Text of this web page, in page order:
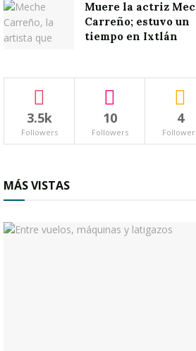
Muere la actriz
Carreño; estuvo un
tiempo en Ixtlán
3.5k
Followers
10
Followers
4
MÁS VISTAS